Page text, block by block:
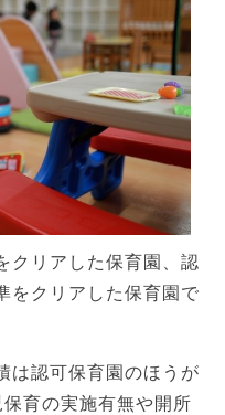
クリアした保育園、認
をクリアした保育園で
は認可保育園のほうが
育の実施有無や開所